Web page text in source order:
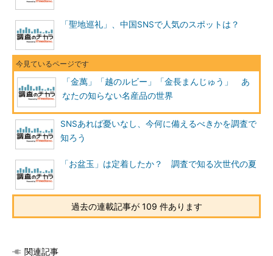
「聖地巡礼」、中国SNSで人気のスポットは？
「金萬」「越のルビー」「金長まんじゅう」 あ
なたの知らない名産品の世界
SNSあれば憂いなし、今何に備えるべきかを調査で
知ろう
「お盆玉」は定着したか？ 調査で知る次世代の夏
過去の連載記事が 109 件あります
関連記事